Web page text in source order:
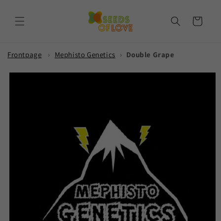
content
Cart
Frontpage › Mephisto Genetics › Double Grape
Skip to